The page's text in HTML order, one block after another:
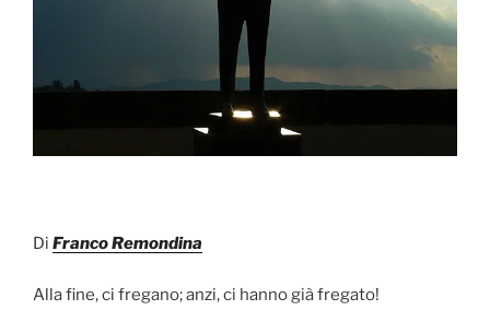
Di Franco Remondina
Alla fine, ci fregano; anzi, ci hanno già fregato!